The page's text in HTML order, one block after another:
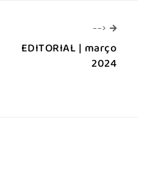
--> -->
EDITORIAL | março
2024